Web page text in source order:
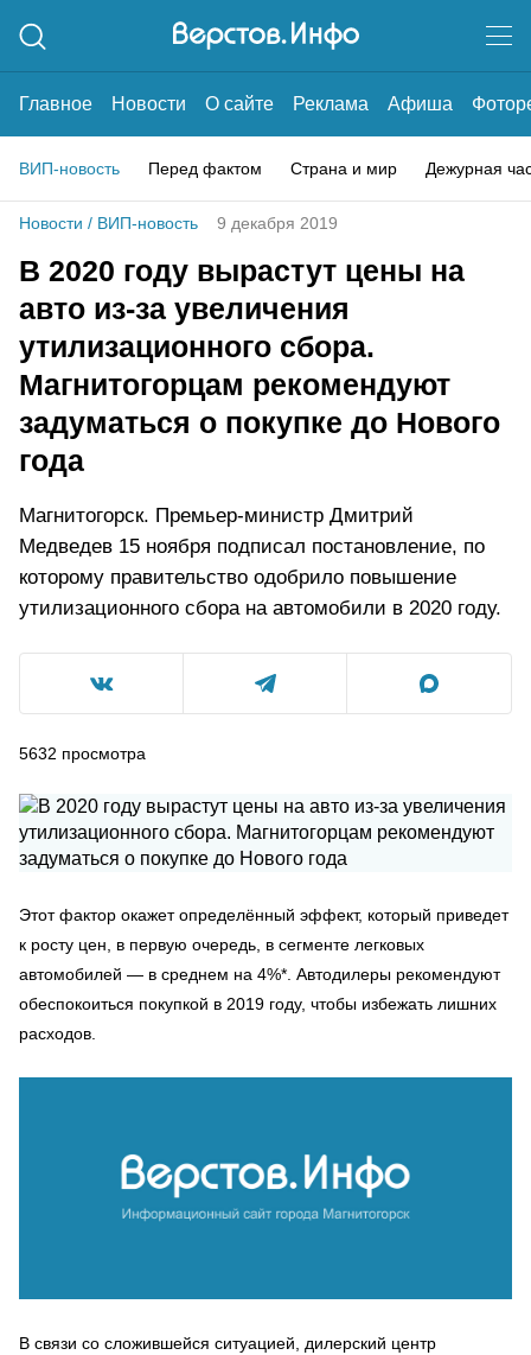
Главное Новости О сайте Реклама Афиша
ВИП-новость Перед фактом Страна и мир Дежурная
Новости / ВИП-новость 9 декабря 2019
В 2020 году вырастут цены на
авто из-за увеличения
утилизационного сбора.
Магнитогорцам рекомендуют
задуматься о покупке до Нового
года
Магнитогорск. Премьер-министр Дмитрий
Медведев 15 ноября подписал постановление, по
которому правительство одобрило повышение
утилизационного сбора на автомобили в 2020 году.
5632 просмотра
Этот фактор окажет определённый эффект, который приведет
к росту цен, в первую очередь, в сегменте легковых
автомобилей — в среднем на 4%*. Автодилеры рекомендуют
обеспокоиться покупкой в 2019 году, чтобы избежать лишних
расходов.
В связи со сложившейся ситуацией, дилерский центр